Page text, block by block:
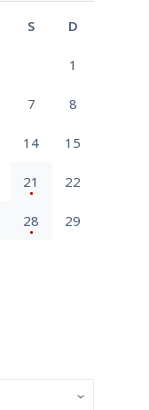
S D
1
7 8
14 15
21 22
28 29